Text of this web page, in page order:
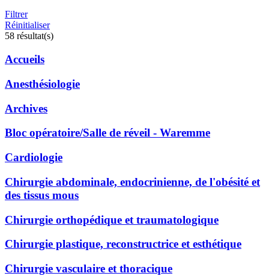
Filtrer
Réinitialiser
58 résultat(s)
Accueils
Anesthésiologie
Archives
Bloc opératoire/Salle de réveil - Waremme
Cardiologie
Chirurgie abdominale, endocrinienne, de l'obésité et
des tissus mous
Chirurgie orthopédique et traumatologique
Chirurgie plastique, reconstructrice et esthétique
Chirurgie vasculaire et thoracique